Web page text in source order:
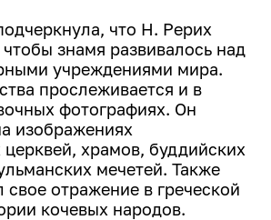
что Н. Рерих
знамя развивалось над
учреждениями мира.
прослеживается и в
фотографиях. Он
изображениях
церквей, храмов, буддийских
мечетей. Также
отражение в греческой
кочевых народов.